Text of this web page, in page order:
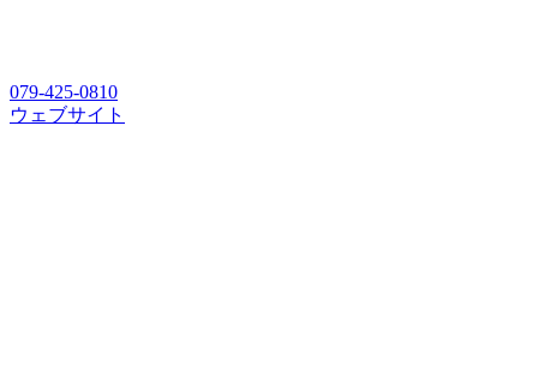
079-425-0810
ウェブサイト